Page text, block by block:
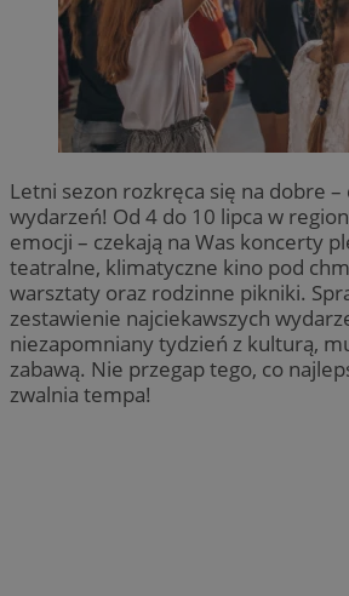
Letni sezon rozkręca się na dobre
wydarzeń! Od 4 do 10 lipca w
emocji – czekają na Was koncerty
teatralne, klimatyczne kino pod
warsztaty oraz rodzinne pikniki.
zestawienie najciekawszych
niezapomniany tydzień z kulturą,
zabawą. Nie przegap tego, co
zwalnia tempa!